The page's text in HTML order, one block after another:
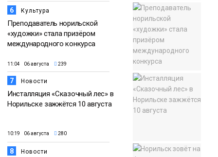
6 Культура
Преподаватель норильской
«художки» стала призёром
международного конкурса
11:04 06 августа 239
7 Новости
Инсталляция «Сказочный лес» в
Норильске зажжётся 10 августа
10:19 06 августа 280
8 Новости